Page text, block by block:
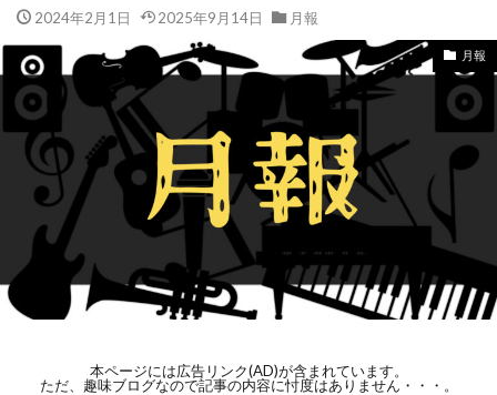
2024年2月1日 2025年9月14日 月報
月報
本ページには広告リンク(AD)が含まれています。
ただ、趣味ブログなので記事の内容に忖度はありません・・・。